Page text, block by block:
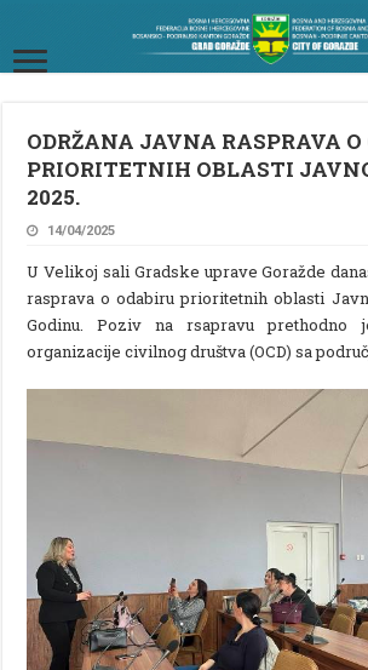
ODRŽANA JAVNA RASPRAVA
PRIORITETNIH OBLASTI
2025.
14/04/2025
U Velikoj sali Gradske uprave Goražde
rasprava o odabiru prioritetnih oblasti
Godinu. Poziv na rsapravu prethodno
organizacije civilnog društva (OCD) sa